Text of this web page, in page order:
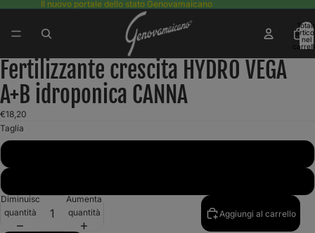
Il nuovo portale dello stato Genovamaicano
nel
Fertilizzante crescita HYDRO VEGA
A+B idroponica CANNA
€18,20
Taglia
Diminuisci
quantità
Aumenta
quantità
Aggiungi al carrello
Apri
immagine
a
schermo
intero
Apri
immagine
a
schermo
intero
Apri
immagine
a
schermo
intero
Apri
immagine
a
schermo
intero